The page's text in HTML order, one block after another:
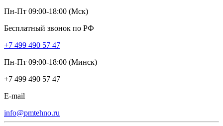
Пн-Пт 09:00-18:00 (Мск)
Бесплатный звонок по РФ
+7 499 490 57 47
Пн-Пт 09:00-18:00 (Минск)
+7 499 490 57 47
E-mail
info@pmtehno.ru